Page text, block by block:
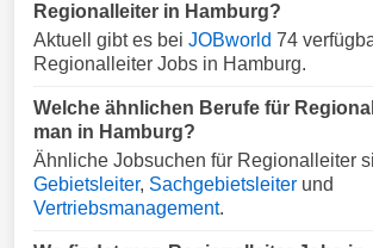
Regionalleiter in Hamburg?
Aktuell gibt es bei JOBworld 74
Regionalleiter Jobs in Hamburg.
Welche ähnlichen Berufe für
man in Hamburg?
Ähnliche Jobsuchen für Regionalleiter
Gebietsleiter, Sachgebietsleiter und
Vertriebsmanagement.